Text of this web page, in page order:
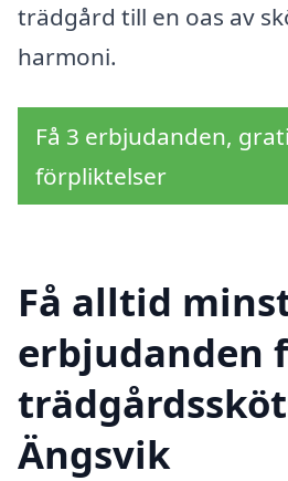
trädgård till en oas av
harmoni.
Få 3 erbjudanden,
förpliktelser
Få alltid
erbjudanden
Ängsvik